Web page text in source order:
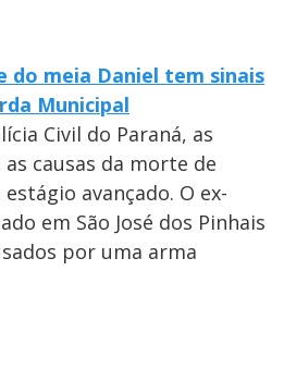
do meia Daniel tem sinais
Municipal
Civil do Paraná, as
causas da morte de
avançado. O ex-
em São José dos Pinhais
por uma arma